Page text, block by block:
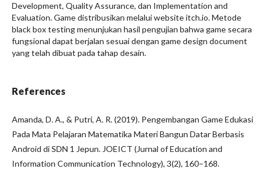
Development, Quality Assurance, dan Implementation and
Evaluation. Game distribusikan melalui website itch.io. Metode
black box testing menunjukan hasil pengujian bahwa game secara
fungsional dapat berjalan sesuai dengan game design document
yang telah dibuat pada tahap desain.
References
Amanda, D. A., & Putri, A. R. (2019). Pengembangan Game Edukasi
Pada Mata Pelajaran Matematika Materi Bangun Datar Berbasis
Android di SDN 1 Jepun. JOEICT (Jurnal of Education and
Information Communication Technology), 3(2), 160–168.